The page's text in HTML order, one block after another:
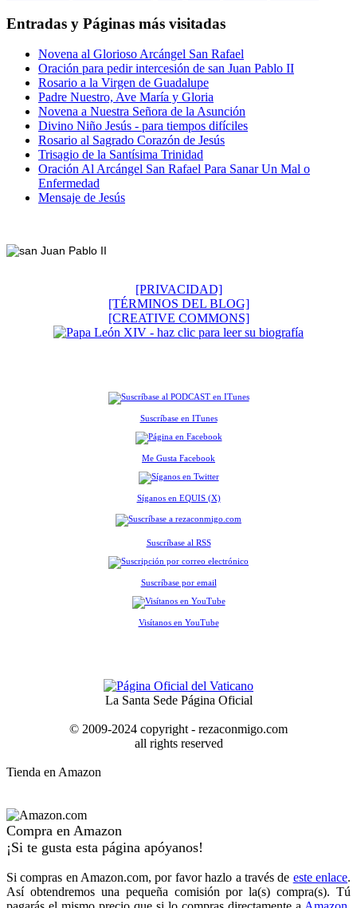
Entradas y Páginas más visitadas
Novena al Glorioso Arcángel San Rafael
Oración para pedir intercesión de san Juan Pablo II
Rosario a la Virgen de Guadalupe
Padre Nuestro, Ave María y Gloria
Novena a Nuestra Señora de la Asunción
Divino Niño Jesús - para tiempos difíciles
Rosario al Sagrado Corazón de Jesús
Trisagio de la Santísima Trinidad
Oración Al Arcángel San Rafael Para Sanar Un Mal o
Enfermedad
Mensaje de Jesús
[PRIVACIDAD]
[TÉRMINOS DEL BLOG]
[CREATIVE COMMONS]
Suscríbase en ITunes
Me Gusta Facebook
Síganos en EQUIS (X)
Suscríbase al RSS
Suscríbase por email
Visítanos en YouTube
La Santa Sede Página Oficial
© 2009-2024 copyright - rezaconmigo.com
all rights reserved
Tienda en Amazon
Compra en Amazon
¡Si te gusta esta página apóyanos!
Si compras en Amazon.com, por favor hazlo a través de este enlace.
Así obtendremos una pequeña comisión por la(s) compra(s). Tú